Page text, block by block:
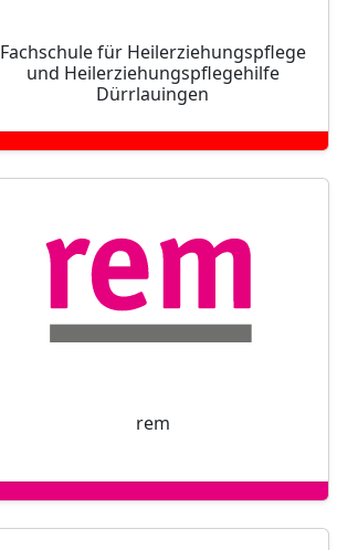
Fachschule für Heilerziehungspflege
und Heilerziehungspflegehilfe
Dürrlauingen
rem